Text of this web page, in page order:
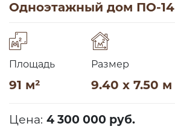
Одноэтажный дом ПО-14
Площадь
91 м²
Размер
9.40 x 7.50 м
Цена: 4 300 000 руб.